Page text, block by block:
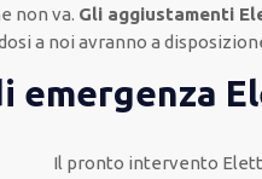
non va. Gli aggiustamenti
a noi avranno a
emergenza
Il pronto intervento